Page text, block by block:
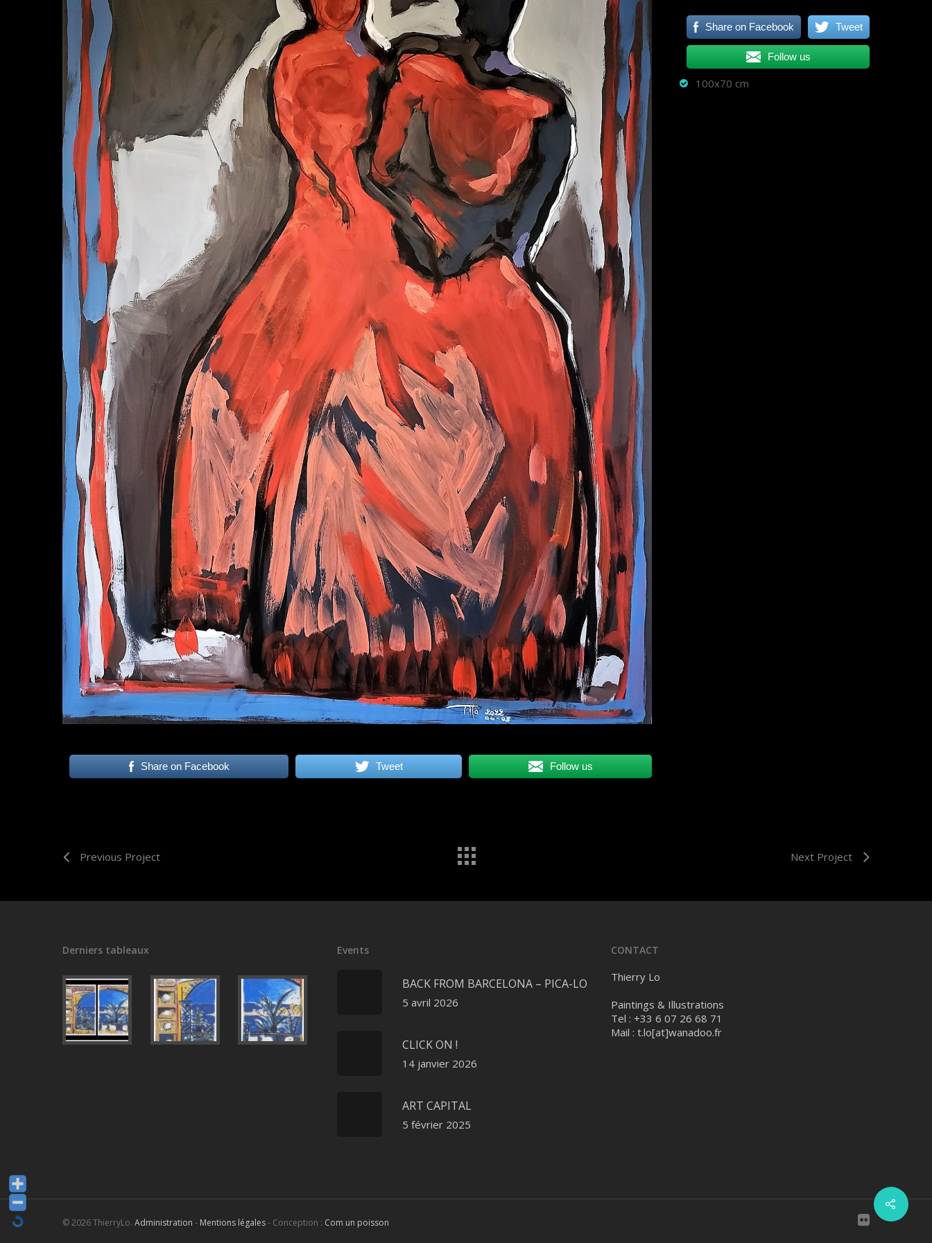
Share on Facebook Tweet Follow us
Share on Facebook Tweet
Follow us
100x70 cm
Previous Project Next Project
Derniers tableaux Events
BACK FROM BARCELONA – PICA-LO
5 avril 2026
CLICK ON !
14 janvier 2026
ART CAPITAL
5 février 2025
CONTACT
Thierry Lo
Paintings & Illustrations
Tel : +33 6 07 26 68 71
Mail :t.lo[at]wanadoo.fr
© 2026 ThierryLo. Administration - Mentions légales- Conception : Com un poisson